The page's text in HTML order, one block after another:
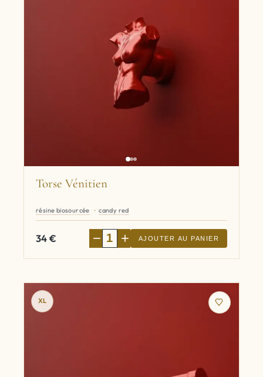
Torse Vénitien
résine biosourcée candy red
34€ − + AJOUTER AU PANIER
XL